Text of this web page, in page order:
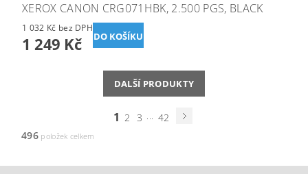
XEROX CANON CRG071HBK, 2.500 PGS, BLACK
1 032 Kč bez DPH
1 249 Kč
DALŠÍ PRODUKTY
1 2 3 ... 42
496položek celkem